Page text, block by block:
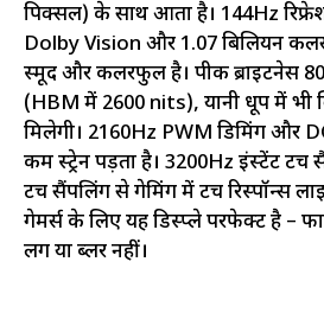
पिक्सल) के साथ आता है। 144Hz
Dolby Vision और 1.07 बिलियन
स्मूद और कलरफुल है। पीक ब्राइटनेस
(HBM में 2600 nits), यानी धूप में भी
मिलेगी। 2160Hz PWM डिमिंग और
कम स्ट्रेन पड़ता है। 3200Hz इंस्टेंट
टच सैंपलिंग से गेमिंग में टच रिस्पॉन्स
गेमर्स के लिए यह डिस्प्ले परफेक्ट है –
लग या ब्लर नहीं।